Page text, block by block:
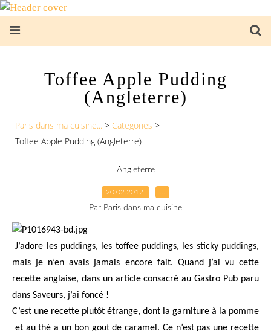
Toffee Apple Pudding
(Angleterre)
Paris dans ma cuisine... > Categories >
Toffee Apple Pudding (Angleterre)
Angleterre
20.02.2012
Par Paris dans ma cuisine
J’adore les puddings, les toffee puddings, les sticky puddings,
mais je n’en avais jamais encore fait. Quand j’ai vu cette
recette anglaise, dans un article consacré au Gastro Pub paru
dans Saveurs, j’ai foncé !
C’est une recette plutôt étrange, dont la garniture à la pomme
et au thé a un bon gout de caramel. Ce n’est pas une recette